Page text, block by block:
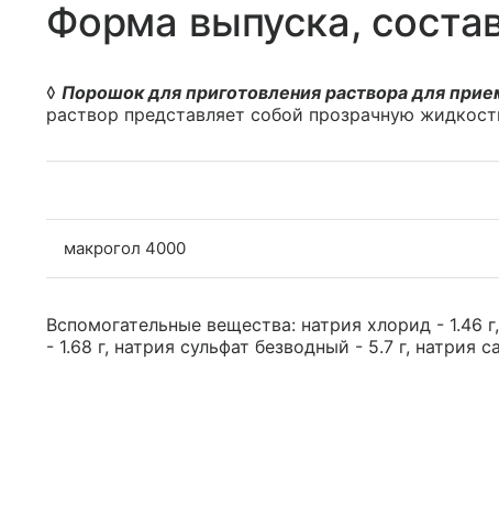
Форма выпуска,
◊ Порошок для приготовления раствора для
раствор представляет собой прозрачную
макрогол 4000
Вспомогательные вещества: натрия хлорид - 1.46
- 1.68 г, натрия сульфат безводный - 5.7 г, натрия